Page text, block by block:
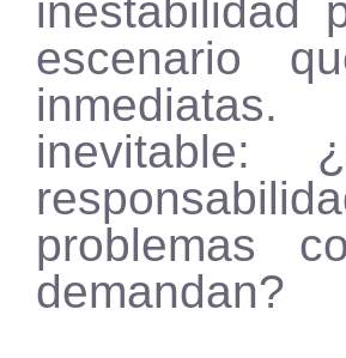
inestabilidad
escenario
inevitable:
problemas
demandan?